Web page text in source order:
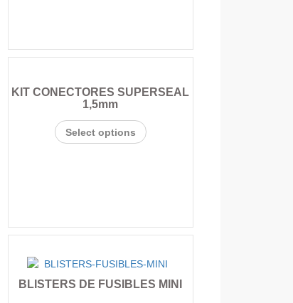
KIT CONECTORES SUPERSEAL
1,5mm
Select options
BLISTERS DE FUSIBLES MINI